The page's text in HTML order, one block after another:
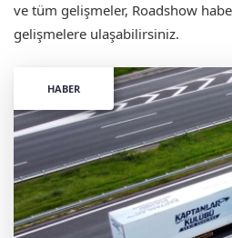
ve tüm gelişmeler, Roadshow
gelişmelere ulaşabilirsiniz.
HABER